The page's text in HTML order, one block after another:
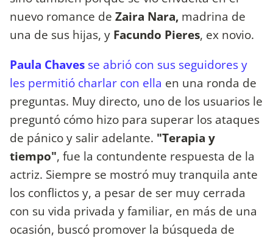
nuevo romance de Zaira Nara, madrina de
una de sus hijas, y Facundo Pieres, ex novio.
Paula Chaves se abrió con sus seguidores y
les permitió charlar con ella en una ronda de
preguntas. Muy directo, uno de los usuarios le
preguntó cómo hizo para superar los ataques
de pánico y salir adelante. "Terapia y
tiempo", fue la contundente respuesta de la
actriz. Siempre se mostró muy tranquila ante
los conflictos y, a pesar de ser muy cerrada
con su vida privada y familiar, en más de una
ocasión, buscó promover la búsqueda de